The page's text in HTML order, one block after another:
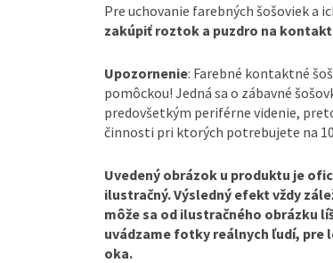
Pre uchovanie farebných šošoviek a
zakúpiť roztok a puzdro na
Upozornenie: Farebné kontaktné
pomôckou! Jedná sa o zábavné
predovšetkým periférne videnie,
činnosti pri ktorých potrebujete na
Uvedený obrázok u produktu je
ilustračný. Výsledný efekt vždy
môže sa od ilustračného obrázku
uvádzame fotky reálnych ľudí, pre
oka.